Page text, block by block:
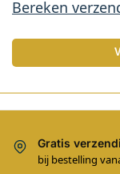
Bereken
Gratis
bij bestelling